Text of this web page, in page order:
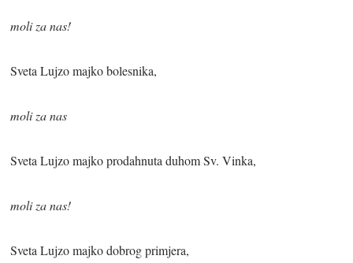
moli za nas!
Sveta Lujzo majko bolesnika,
moli za nas
Sveta Lujzo majko prodahnuta duhom Sv. Vinka,
moli za nas!
Sveta Lujzo majko dobrog primjera,